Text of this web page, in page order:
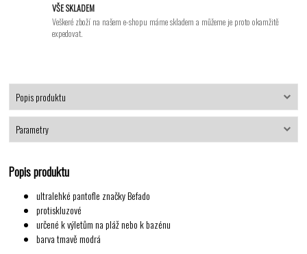
VŠE SKLADEM
Veškeré zboží na našem e-shopu máme skladem a můžeme je proto okamžitě
expedovat.
Popis produktu
Parametry
Popis produktu
ultralehké pantofle značky Befado
protiskluzové
určené k výletům na pláž nebo k bazénu
barva tmavě modrá